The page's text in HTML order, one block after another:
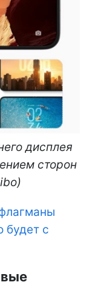
дисплея
сторон
будет с